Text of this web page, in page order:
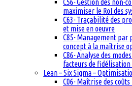
C56- Gestion des non-
maximiser le RoI des
C63- Traçabilité des
et mise en oeuvre
C85- Management par
concept à la maîtrise
C86- Analyse des
facteurs de fidélisation
Lean – Six Sigma –
C06- Maîtrise des